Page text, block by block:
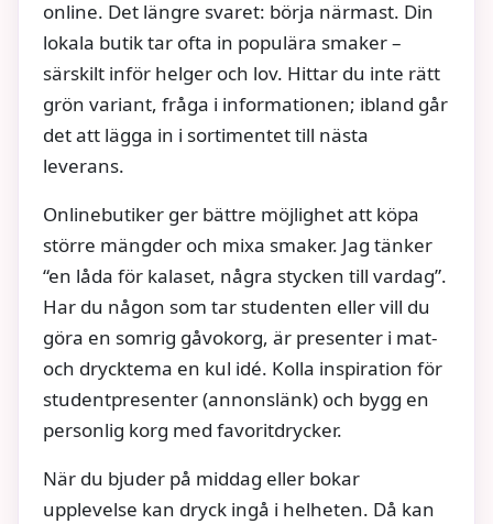
online. Det längre svaret: börja närmast. Din
lokala butik tar ofta in populära smaker –
särskilt inför helger och lov. Hittar du inte rätt
grön variant, fråga i informationen; ibland går
det att lägga in i sortimentet till nästa
leverans.
Onlinebutiker ger bättre möjlighet att köpa
större mängder och mixa smaker. Jag tänker
“en låda för kalaset, några stycken till vardag”.
Har du någon som tar studenten eller vill du
göra en somrig gåvokorg, är presenter i mat-
och drycktema en kul idé. Kolla inspiration för
studentpresenter (annonslänk) och bygg en
personlig korg med favoritdrycker.
När du bjuder på middag eller bokar
upplevelse kan dryck ingå i helheten. Då kan